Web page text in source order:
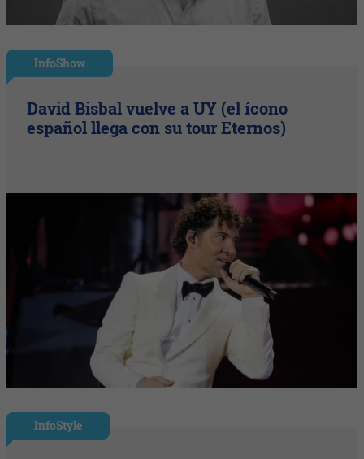
InfoShow
David Bisbal vuelve a UY (el ícono
español llega con su tour Eternos)
InfoStyle